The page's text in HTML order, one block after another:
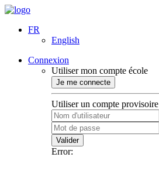
FR
English
Connexion
Utiliser mon compte école
Je me connecte
Utiliser un compte provisoire
Valider
Error: